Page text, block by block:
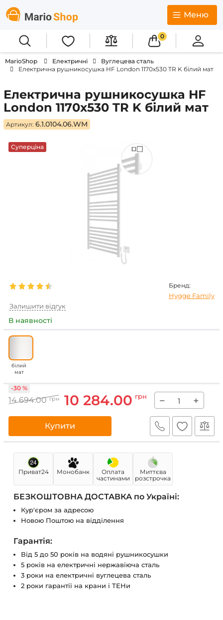
Меню
0
MarioShop Електричні
Вуглецева сталь
Електрична рушникосушка HF London 1170х530 TR K білий мат
Електрична рушникосушка HF
London 1170х530 TR K білий мат
Артикул: 6.1.0104.06.WM
Суперціна
Бренд:
Hygge Family
Залишити відгук
В наявності
білий
мат
14 694.00 грн 10 284.00 грн
-30 %
− +
Купити
Приват24 Монобанк
Оплата
частинами
Миттєва
розстрочка
БЕЗКОШТОВНА ДОСТАВКА по Україні:
Кур'єром за адресою
Новою Поштою на відділення
Гарантія:
Від 5 до 50 років на водяні рушникосушки
5 років на електричні нержавіюча сталь
3 роки на електричні вуглецева сталь
2 роки гарантії на крани і ТЕНи